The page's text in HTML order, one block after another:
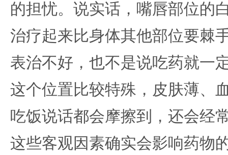
的担忧。说实话，嘴唇部位的
治疗起来比身体其他部位要棘
表治不好，也不是说吃药就一
这个位置比较特殊，皮肤薄、
吃饭说话都会摩擦到，还会经
这些客观因素确实会影响药物